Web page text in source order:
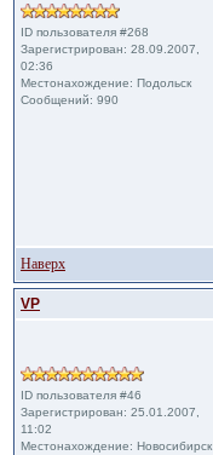
ID пользователя #268
Зарегистрирован: 28.09.2007,
02:36
Местонахождение: Подольск
Сообщений: 990
Наверх
VP
ID пользователя #46
Зарегистрирован: 25.01.2007,
11:02
Местонахождение: Новосибирск